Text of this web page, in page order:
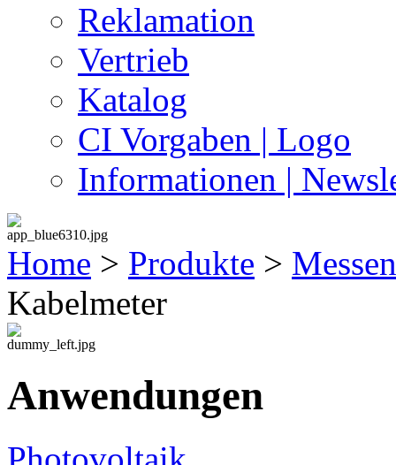
Reklamation
Vertrieb
Katalog
CI Vorgaben | Logo
Informationen |
Home > Produkte >
Kabelmeter
Anwendungen